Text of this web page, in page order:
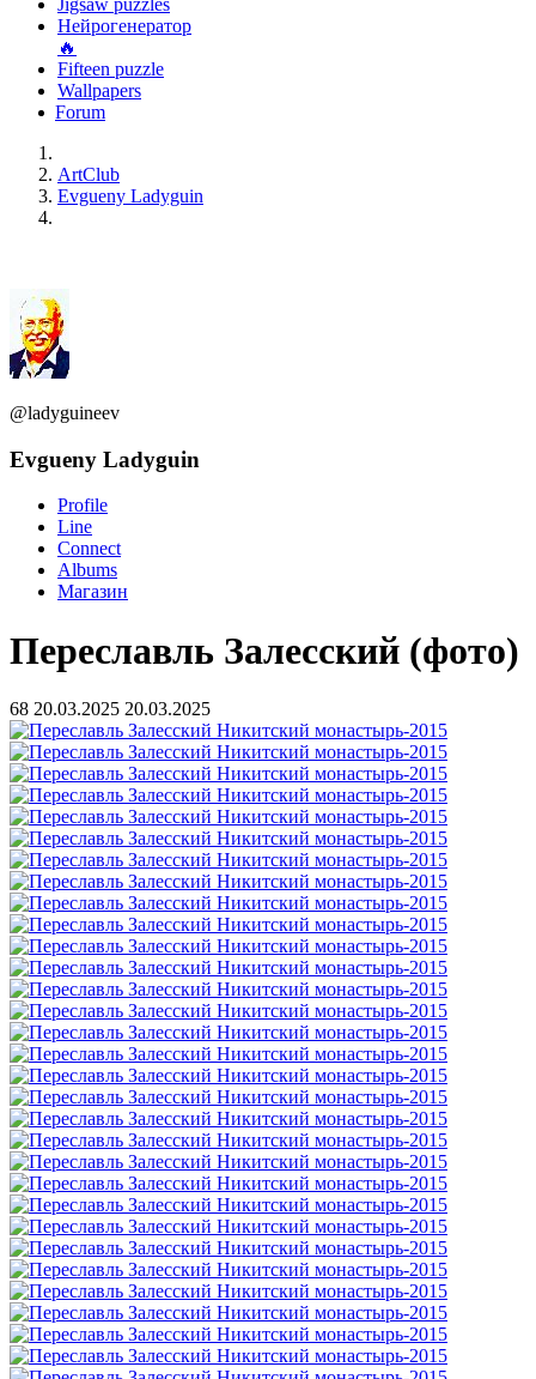
Jigsaw puzzles
Нейрогенератор
🔥
Fifteen puzzle
Wallpapers
Forum
ArtClub
Evgueny Ladyguin
@ladyguineev
Evgueny Ladyguin
Profile
Line
Connect
Albums
Магазин
Переславль Залесский (фото)
68 20.03.2025 20.03.2025